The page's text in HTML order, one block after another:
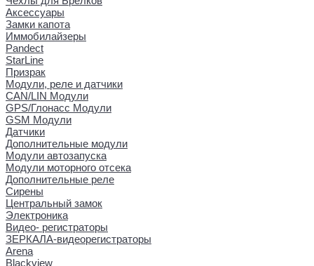
Аксессуары
Замки капота
Иммобилайзеры
Pandect
StarLine
Призрак
Модули, реле и датчики
CAN/LIN Модули
GPS/Глонасс Модули
GSM Модули
Датчики
Дополнительные модули
Модули автозапуска
Модули моторного отсека
Дополнительные реле
Сирены
Центральный замок
Электроника
Видео- регистраторы
ЗЕРКАЛА-видеорегистраторы
Arena
Blackview